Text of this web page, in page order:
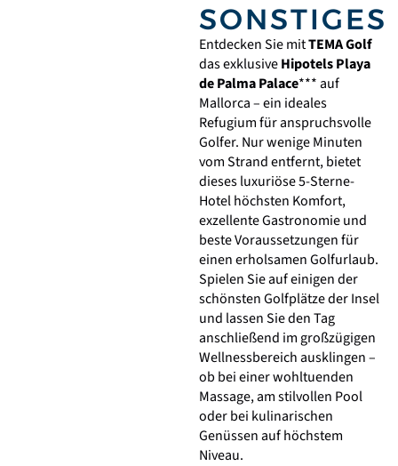
SONSTIGES
Entdecken Sie mitTEMA Golf
das exklusiveHipotels Playa
de Palma Palace*** auf
Mallorca – ein ideales
Refugium für anspruchsvolle
Golfer. Nur wenige Minuten
vom Strand entfernt, bietet
dieses luxuriöse 5-Sterne-
Hotel höchsten Komfort,
exzellente Gastronomie und
beste Voraussetzungen für
einen erholsamen Golfurlaub.
Spielen Sie auf einigen der
schönsten Golfplätze der Insel
und lassen Sie den Tag
anschließend im großzügigen
Wellnessbereich ausklingen –
ob bei einer wohltuenden
Massage, am stilvollen Pool
oder bei kulinarischen
Genüssen auf höchstem
Niveau.